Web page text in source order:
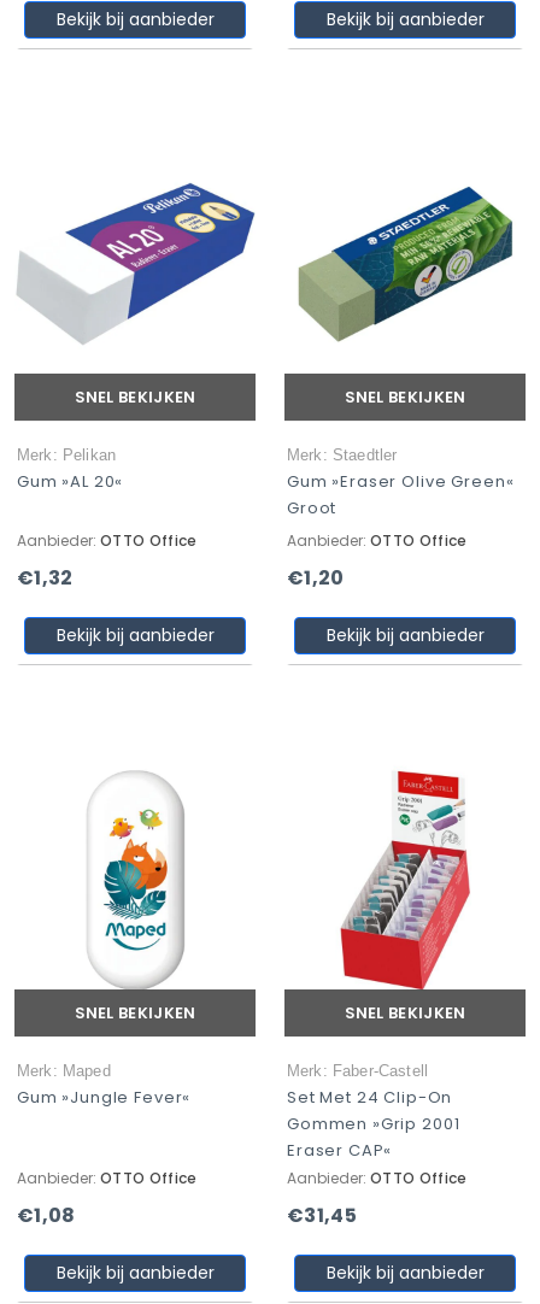
Bekijk bij aanbieder Bekijk bij aanbieder
SNEL BEKIJKEN
Merk: Pelikan
Gum »AL 20«
Aanbieder: OTTO Office
€1,32
Bekijk bij aanbieder
SNEL BEKIJKEN
Merk: Staedtler
Gum »Eraser Olive Green«
Groot
Aanbieder: OTTO Office
€1,20
Bekijk bij aanbieder
SNEL BEKIJKEN
Merk: Maped
Gum »Jungle Fever«
Aanbieder: OTTO Office
€1,08
Bekijk bij aanbieder
SNEL BEKIJKEN
Merk: Faber-Castell
Set Met 24 Clip-On
Gommen »Grip 2001
Eraser CAP«
Aanbieder: OTTO Office
€31,45
Bekijk bij aanbieder